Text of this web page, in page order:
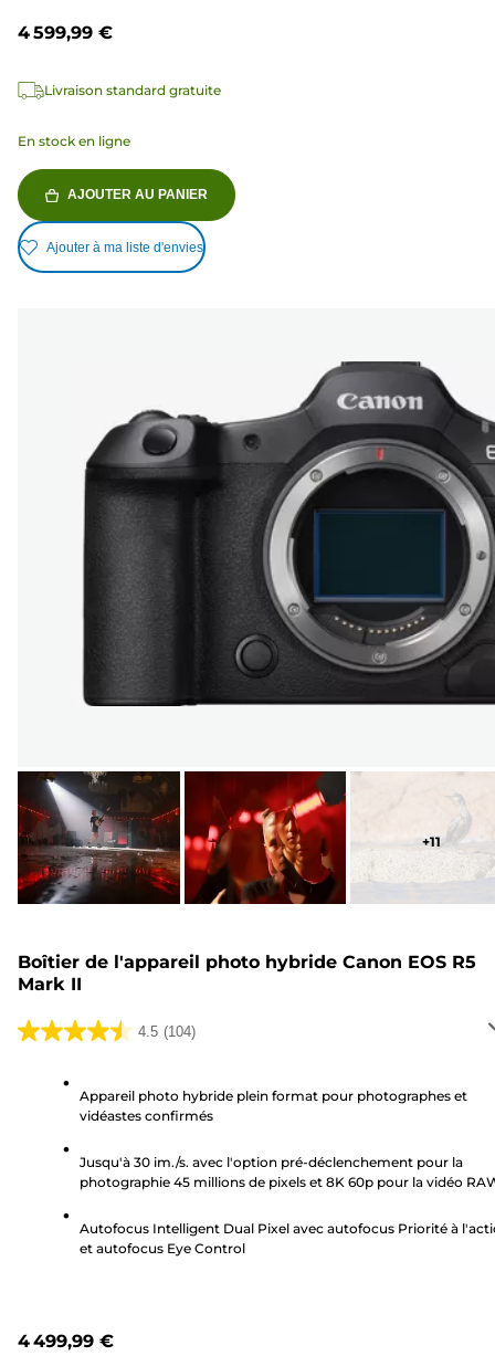
4 599,99 €
Livraison standard gratuite
En stock en ligne
AJOUTER AU PANIER
Ajouter à ma liste d'envies
+11
Boîtier de l'appareil photo hybride Canon EOS R5
Mark II
4.5 (104)
4.5
étoiles.
Appareil photo hybride plein format pour photographes et
vidéastes confirmés
Jusqu'à 30 im./s. avec l'option pré-déclenchement pour la
photographie 45 millions de pixels et 8K 60p pour la vidéo
Autofocus Intelligent Dual Pixel avec autofocus Priorité à
et autofocus Eye Control
4 499,99 €